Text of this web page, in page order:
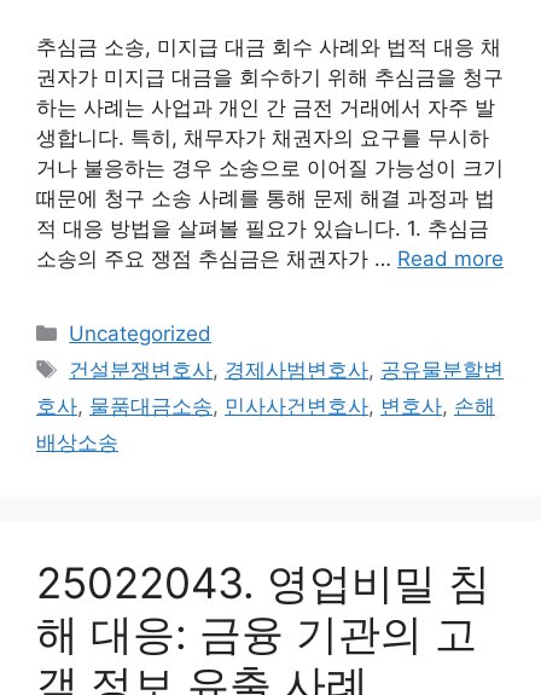
추심금 소송, 미지급 대금 회수 사례와 법적 대응 채
권자가 미지급 대금을 회수하기 위해 추심금을 청구
하는 사례는 사업과 개인 간 금전 거래에서 자주 발
생합니다. 특히, 채무자가 채권자의 요구를 무시하
거나 불응하는 경우 소송으로 이어질 가능성이 크기
때문에 청구 소송 사례를 통해 문제 해결 과정과 법
적 대응 방법을 살펴볼 필요가 있습니다. 1. 추심금
소송의 주요 쟁점 추심금은 채권자가 … Read more
Categories
Uncategorized
Tags
건설분쟁변호사, 경제사범변호사, 공유물분할변
호사, 물품대금소송, 민사사건변호사, 변호사, 손해
배상소송
25022043. 영업비밀 침
해 대응: 금융 기관의 고
객 정보 유출 사례